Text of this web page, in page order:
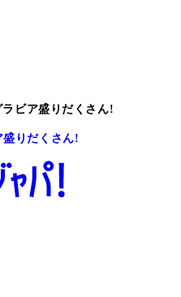
ビア盛りだくさん!
盛りだくさん!